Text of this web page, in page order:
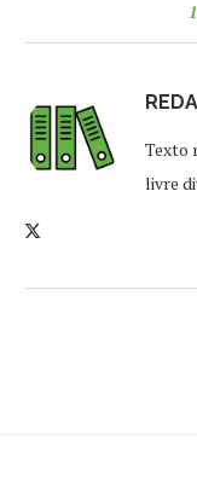
1
Texto
livre